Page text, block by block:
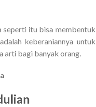
seperti itu bisa membentuk
keberaniannya untuk
arti bagi banyak orang.